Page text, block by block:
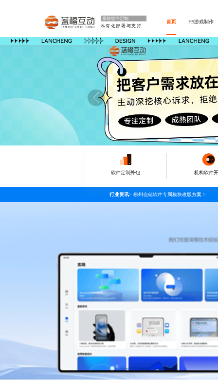
系统软件定制
私有化部署与支持
首页 H5游戏制作
软件定制外包 机构软件
行业资讯> 柳州仓储软件专属模块改版方案 >